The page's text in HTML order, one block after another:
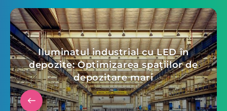
Iluminatul industrial cu LED în
depozite: Optimizarea spațiilor de
depozitare mari